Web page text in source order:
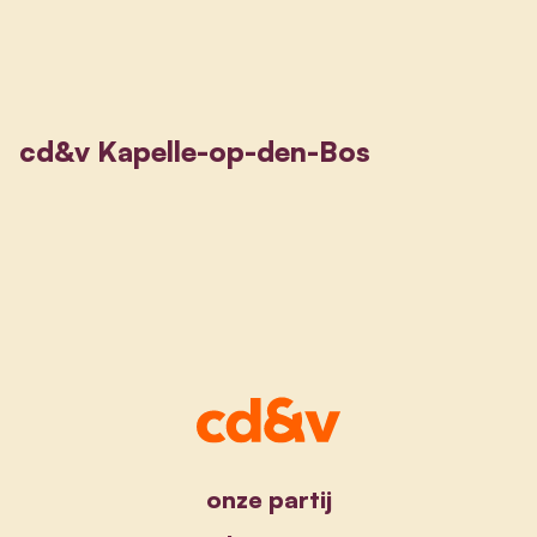
cd&v Kapelle-op-den-Bos
onze partij